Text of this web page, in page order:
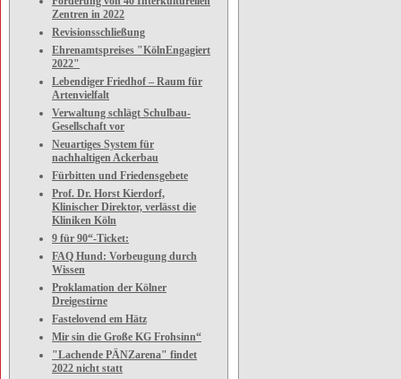
Zentren in 2022
Revisionsschließung
Ehrenamtspreises "KölnEngagiert
2022"
Lebendiger Friedhof – Raum für
Artenvielfalt
Verwaltung schlägt Schulbau-
Gesellschaft vor
Neuartiges System für
nachhaltigen Ackerbau
Fürbitten und Friedensgebete
Prof. Dr. Horst Kierdorf,
Klinischer Direktor, verlässt die
Kliniken Köln
9 für 90“-Ticket:
FAQ Hund: Vorbeugung durch
Wissen
Proklamation der Kölner
Dreigestirne
Fastelovend em Hätz
Mir sin die Große KG Frohsinn“
"Lachende PÄNZarena" findet
2022 nicht statt